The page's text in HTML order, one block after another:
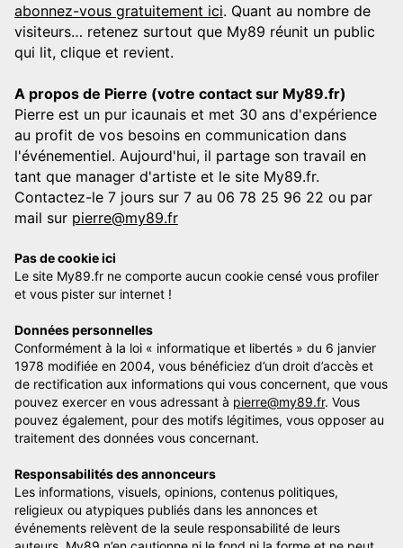
abonnez-vous gratuitement ici. Quant au nombre de
visiteurs… retenez surtout que My89 réunit un public
qui lit, clique et revient.
A propos de Pierre (votre contact sur My89.fr)
Pierre est un pur icaunais et met 30 ans d'expérience
au profit de vos besoins en communication dans
l'événementiel. Aujourd'hui, il partage son travail en
tant que manager d'artiste et le site My89.fr.
Contactez-le 7 jours sur 7 au 06 78 25 96 22 ou par
mail sur pierre@my89.fr
Pas de cookie ici
Le site My89.fr ne comporte aucun cookie censé vous profiler
et vous pister sur internet !
Données personnelles
Conformément à la loi « informatique et libertés » du 6 janvier
1978 modifiée en 2004, vous bénéficiez d’un droit d’accès et
de rectification aux informations qui vous concernent, que vous
pouvez exercer en vous adressant à pierre@my89.fr. Vous
pouvez également, pour des motifs légitimes, vous opposer au
traitement des données vous concernant.
Responsabilités des annonceurs
Les informations, visuels, opinions, contenus politiques,
religieux ou atypiques publiés dans les annonces et
événements relèvent de la seule responsabilité de leurs